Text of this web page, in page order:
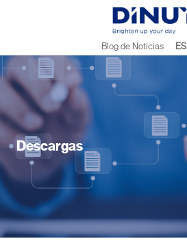
Blog de Noticias ES
Descargas